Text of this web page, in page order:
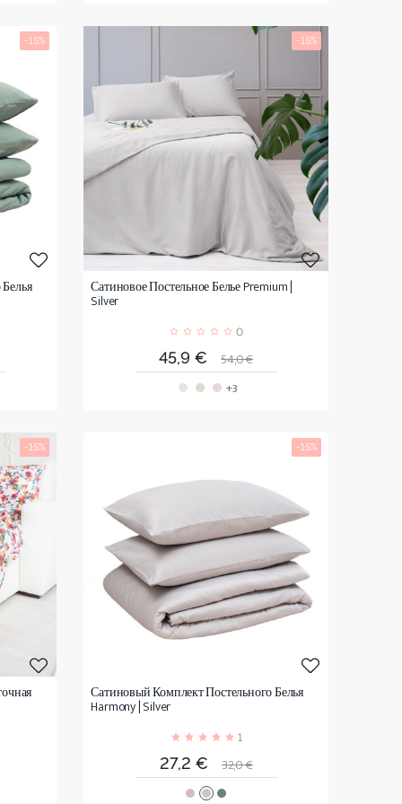
-15%
Сатиновое Постельное Белье Premium |
Silver
0
Цена
45,9 €
Обычная
цена
54,0 €
-15%
+3
-15%
Сатиновый Комплект Постельного Белья
Harmony | Silver
1
Цена
27,2 €
Обычная
цена
32,0 €
-15%